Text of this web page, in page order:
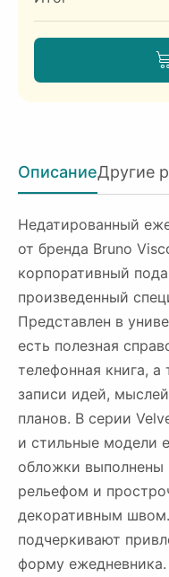
ОписаниеДругие
Недатированный
от бренда Bruno
корпоративный
произведенный
Представлен в
есть полезная
телефонная книга,
записи идей,
планов. В серии
и стильные модели
обложки выполнены
рельефом и
декоративным
подчеркивают
форму